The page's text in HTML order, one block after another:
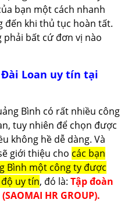
bạn một cách nhanh
đến khi thủ tục hoàn tất.
bất cứ đơn vị nào
Loan uy tín tại
Bình có rất nhiều công
tuy nhiên để chọn được
không hề dễ dàng. Và
giới thiệu cho các bạn
Bình một công ty được
uy tín, đó là: Tập đoàn
HR GROUP).